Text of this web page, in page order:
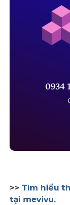
>> Tìm hiểu
tại mevivu.